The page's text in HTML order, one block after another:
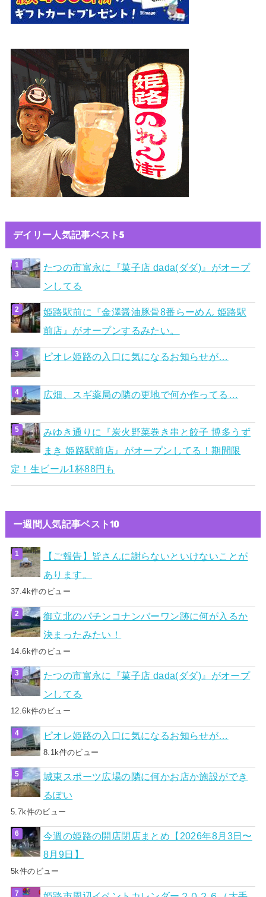
デイリー人気記事ベスト5
たつの市富永に『菓子店 dada(ダダ)』がオープ
ンしてる
姫路駅前に『金澤醤油豚骨8番らーめん 姫路駅
前店』がオープンするみたい。
ピオレ姫路の入口に気になるお知らせが…
広畑、スギ薬局の隣の更地で何か作ってる…
みゆき通りに『炭火野菜巻き串と餃子 博多うず
まき 姫路駅前店』がオープンしてる！期間限
定！生ビール1杯88円も
ー週間人気記事ベスト10
【ご報告】皆さんに謝らないといけないことが
あります。
37.4k件のビュー
御立北のパチンコナンバーワン跡に何が入るか
決まったみたい！
14.6k件のビュー
たつの市富永に『菓子店 dada(ダダ)』がオープ
ンしてる
12.6k件のビュー
ピオレ姫路の入口に気になるお知らせが…
8.1k件のビュー
城東スポーツ広場の隣に何かお店か施設ができ
るぽい
5.7k件のビュー
今週の姫路の開店閉店まとめ【2026年8月3日〜
8月9日】
5k件のビュー